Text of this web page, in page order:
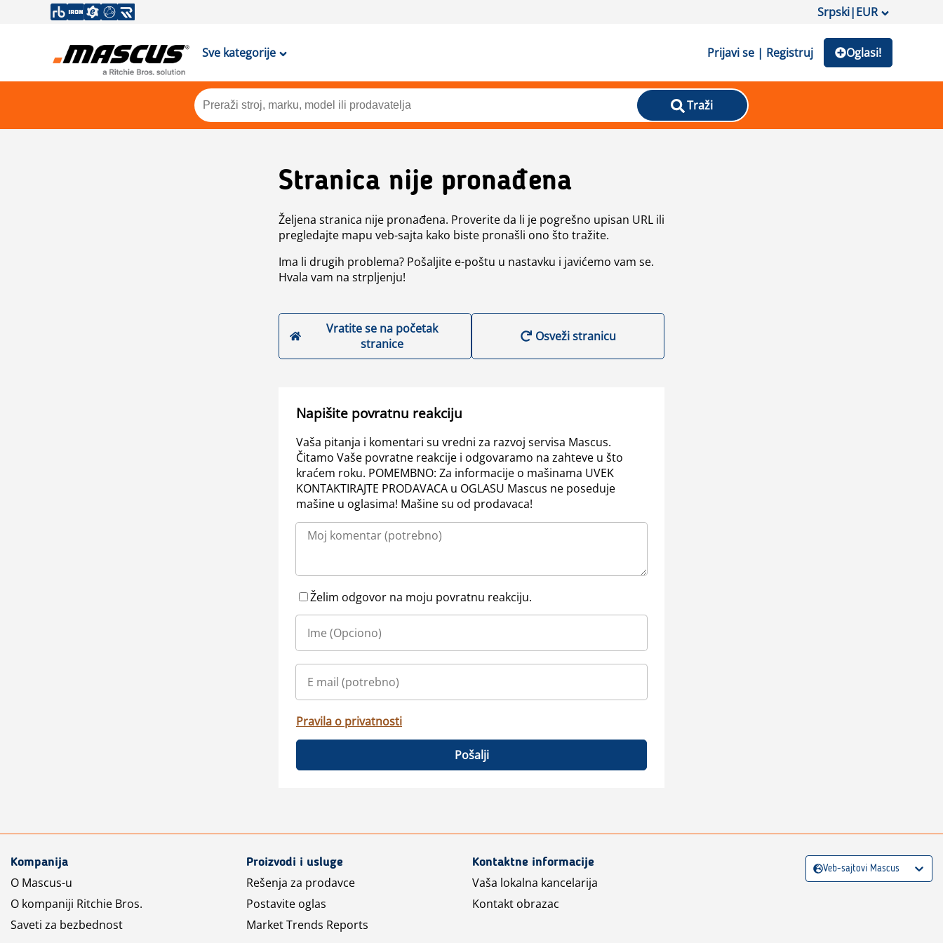
Srpski|EUR
Sve kategorije Prijavi se | Registruj Oglasi!
Traži
Stranica nije pronađena
Željena stranica nije pronađena. Proverite da li je pogrešno upisan URL ili
pregledajte mapu veb-sajta kako biste pronašli ono što tražite.
Ima li drugih problema? Pošaljite e-poštu u nastavku i javićemo vam se.
Hvala vam na strpljenju!
Vratite se na početak
stranice
Osveži stranicu
Napišite povratnu reakciju
Vaša pitanja i komentari su vredni za razvoj servisa Mascus.
Čitamo Vaše povratne reakcije i odgovaramo na zahteve u što
kraćem roku. POMEMBNO: Za informacije o mašinama UVEK
KONTAKTIRAJTE PRODAVACA u OGLASU Mascus ne poseduje
mašine u oglasima! Mašine su od prodavaca!
Želim odgovor na moju povratnu reakciju.
Pravila o privatnosti
Pošalji
Kompanija
O Mascus-u
O kompaniji Ritchie Bros.
Saveti za bezbednost
Proizvodi i usluge
Rešenja za prodavce
Postavite oglas
Market Trends Reports
Kontaktne informacije
Vaša lokalna kancelarija
Kontakt obrazac
Veb-sajtovi Mascus